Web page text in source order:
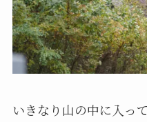
いきなり山の中に入っ